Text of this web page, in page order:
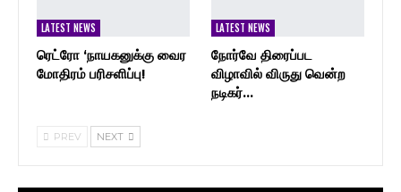
LATEST NEWS
ரெட்ரோ ‘நாயகனுக்கு வைர
மோதிரம் பரிசளிப்பு!
LATEST NEWS
நோர்வே திரைப்பட
விழாவில் விருது வென்ற
நடிகர்…
PREV NEXT